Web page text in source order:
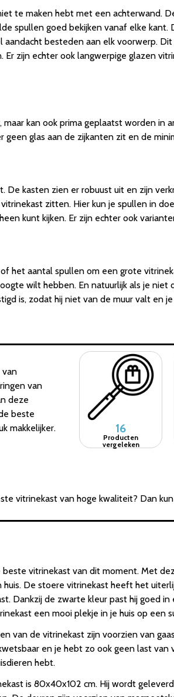
te maken hebt met een achterwand.
spullen goed bekijken vanaf elke
besteden aan elk voorwerp.
zijn echter ook langwerpige glazen
kan ook prima geplaatst worden in
glas aan de zijkanten zit en de
kasten zien er robuust uit en zijn
zitten. Hier kun je spullen in
kunt kijken. Er zijn echter ook
aantal spullen om een grote
wilt hebben. En natuurlijk als je
is, zodat hij niet van de muur valt en
van
van
deze
beste
makkelijker.
16
Producten
vergeleken
vitrinekast van hoge kwaliteit? Dan
beste vitrinekast van dit moment. Met
huis. De stoere vitrinekast heeft het
Dankzij de zwarte kleur past hij goed
een mooi plekje in je huis op een
van de vitrinekast zijn voorzien van
en je hebt zo ook geen last van
hebt.
is 80x40x102 cm. Hij wordt